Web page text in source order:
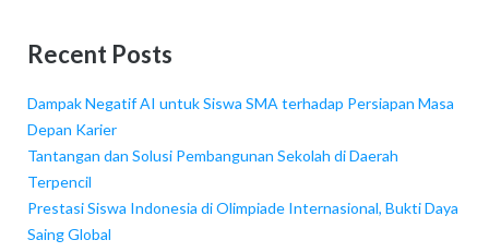
Recent Posts
Dampak Negatif AI untuk Siswa SMA terhadap Persiapan Masa
Depan Karier
Tantangan dan Solusi Pembangunan Sekolah di Daerah
Terpencil
Prestasi Siswa Indonesia di Olimpiade Internasional, Bukti Daya
Saing Global